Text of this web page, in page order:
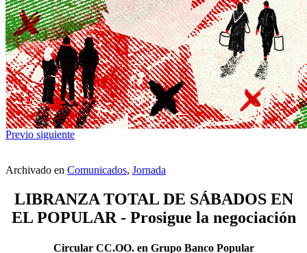
Previo siguiente
Archivado en Comunicados, Jornada
LIBRANZA TOTAL DE SÁBADOS EN
EL POPULAR - Prosigue la negociación
Circular CC.OO. en Grupo Banco Popular